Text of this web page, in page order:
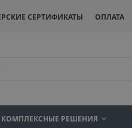
СЕРТИФИКАТЫ ОПЛАТА
КОМПЛЕКСНЫЕ РЕШЕНИЯ